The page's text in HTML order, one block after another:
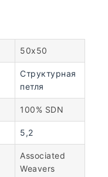
50х50
Структурная
петля
100% SDN
5,2
Associated
Weavers